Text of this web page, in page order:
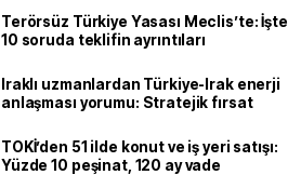
Terörsüz Türkiye Yasası Meclis’te: İşte
10 soruda teklifin ayrıntıları
Iraklı uzmanlardan Türkiye-Irak enerji
anlaşması yorumu: Stratejik fırsat
TOKİ’den 51 ilde konut ve iş yeri satışı:
Yüzde 10 peşinat, 120 ay vade